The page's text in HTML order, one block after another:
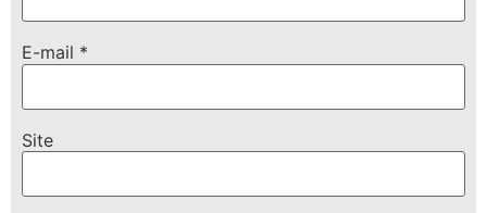
E-mail *
Site